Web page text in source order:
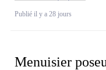
Publié il y a 28 jours
Menuisier